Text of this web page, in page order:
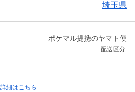
埼玉県
ポケマル提携のヤマト便
配送区分:
細はこちら